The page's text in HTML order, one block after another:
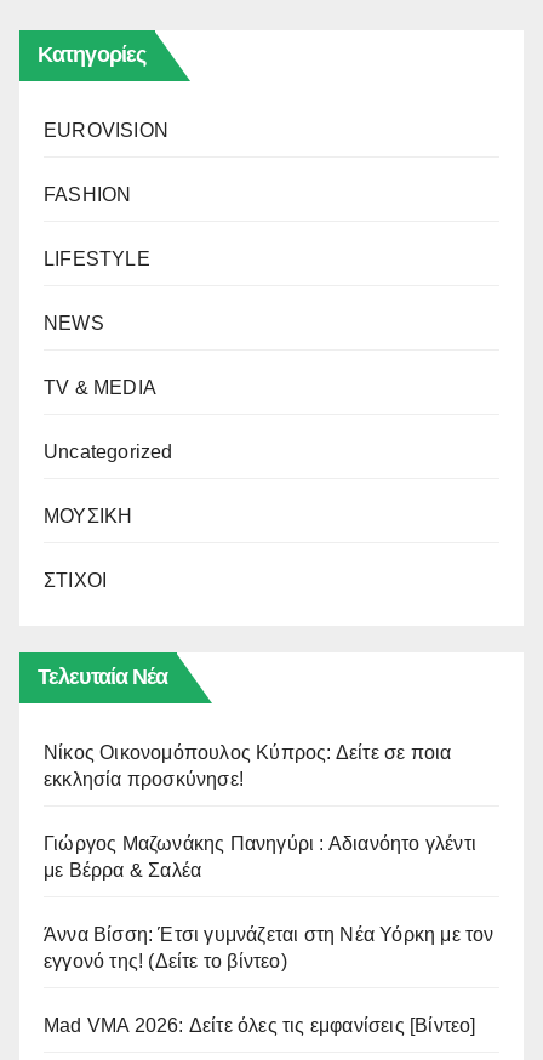
Κατηγορίες
EUROVISION
FASHION
LIFESTYLE
NEWS
TV & MEDIA
Uncategorized
ΜΟΥΣΙΚΗ
ΣΤΙΧΟΙ
Τελευταία Νέα
Νίκος Οικονομόπουλος Κύπρος: Δείτε σε ποια
εκκλησία προσκύνησε!
Γιώργος Μαζωνάκης Πανηγύρι : Αδιανόητο γλέντι
με Βέρρα & Σαλέα
Άννα Βίσση: Έτσι γυμνάζεται στη Νέα Υόρκη με τον
εγγονό της! (Δείτε το βίντεο)
Mad VMA 2026: Δείτε όλες τις εμφανίσεις [Βίντεο]